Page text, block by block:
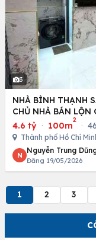
3
NHÀ BÌNH THẠNH
CHỦ NHÀ BÁN LỘN
4.6 tỷ · 100m
2
·
Thành phố Hồ Chí
N
Nguyễn Trung
Đăng 19/05/2026
1 2 3